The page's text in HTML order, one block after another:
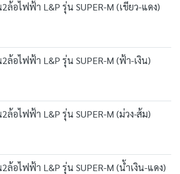
ล้อไฟฟ้า L&P รุ่น SUPER-M (เขียว-แดง)
ล้อไฟฟ้า L&P รุ่น SUPER-M (ฟ้า-เงิน)
ล้อไฟฟ้า L&P รุ่น SUPER-M (ม่วง-ส้ม)
ล้อไฟฟ้า L&P รุ่น SUPER-M (น้ำเงิน-แดง)